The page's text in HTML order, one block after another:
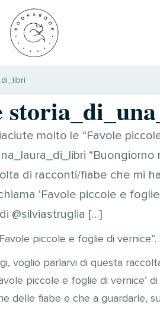
molto le “Favole
di racconti/fiabe che mi
‘Favole piccole e
@silviastruglia […]
piccole e foglie di vernice”.
voglio parlarvi di questa
piccole e foglie di vernice’
delle fiabe e che a guardarle,